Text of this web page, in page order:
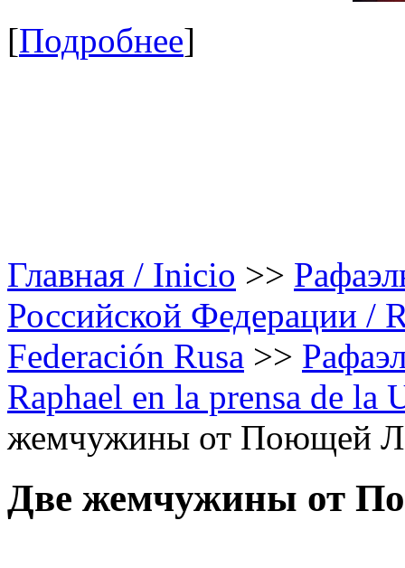
[Подробнее]
Главная / Inicio >>
Российской Федерации /
Federación Rusa >>
Raphael en la prensa de la
жемчужины от Поющей
Две жемчужины от